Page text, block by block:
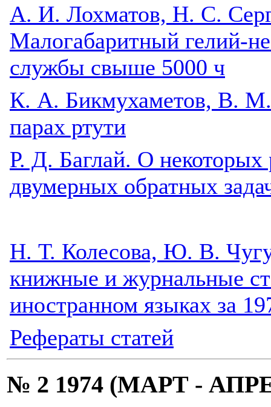
А. И. Лохматов, Н. С.
Малогабаритный гелий-
службы свыше 5000 ч
К. А. Бикмухаметов, В. М.
парах ртути
Р. Д. Баглай. О
двумерных обратных
Н. Т. Колесова, Ю. В.
книжные и журнальные
иностранном языках за
Рефераты статей
№ 2 1974 (МАРТ -